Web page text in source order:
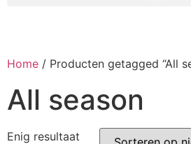
Home / Producten getagged “All
All season
Enig resultaat